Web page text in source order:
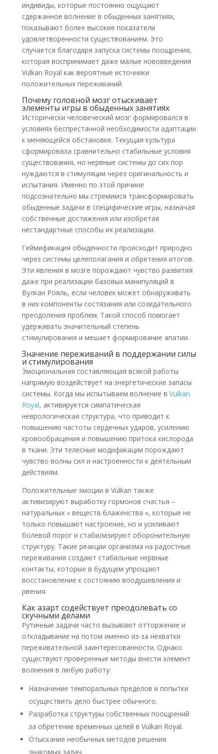
индивиды, которые постоянно ощущают
сдержанное волнение в обыденных занятиях,
показывают более высокие показатели
удовлетворенности существованием. Это
случается благодаря запуска системы поощрения,
которая воспринимает даже малые нововведения
Vulkan Royal как вероятные источники
положительных переживаний.
Почему головной мозг отыскивает
элементы игры в обыденных занятиях
Исторически человеческий мозг формировался в
условиях беспрестанной необходимости адаптации
к меняющейся обстановке. Текущая культура
сформировала сравнительно стабильные условия
существования, но нервные системы до сих пор
нуждаются в стимуляции через оригинальность и
испытания. Именно по этой причине
подсознательно мы стремимся трансформировать
обыденные задачи в специфические игры, назначая
собственные достижения или изобретая
нестандартные способы их реализации.
Геймификация обыденности происходит природно
через системы целеполагания и обретения итогов.
Эти явления в мозге порождают чувство развития
даже при реализации базовых манипуляций в
Вулкан Рояль, если человек может обнаруживать
в них компоненты состязания или созидательного
преодоления проблем. Такой способ помогает
удерживать значительный степень
стимулирования и мешает формирование апатии.
Значение переживаний в поддержании силы
и стимулирования
Эмоциональная составляющая всякой работы
напрямую воздействует на энергетические запасы
системы. Когда мы испытываем волнение в Vulkan
Royal, активируется симпатическая
неврологическая структура, что приводит к
повышению частоты сердечных ударов, усилению
кровообращения и повышению притока кислорода
в ткани. Эти телесные модификации порождают
чувство волны сил и настроенности к деятельным
действиям.
Положительные эмоции в Vulkan также
активизируют выработку гормонов счастья –
натуральных « веществ блаженства », которые не
только повышают настроение, но и усиливают
болевой порог и стабилизируют оборонительную
структуру. Такие реакции организма на радостные
переживания создают стабильные нервные
контакты, которые в будущем упрощают
восстановление к состоянию воодушевления и
рвения.
Как азарт содействует преодолевать со
скучными делами
Рутинные задачи часто вызывают отторжение и
откладывание на потом именно из-за нехватки
переживательной заинтересованности. Однако
существуют проверенные методы внести элемент
волнения в любую работу:
Назначение темпоральных пределов и попытки
осуществить дело быстрее обычного.
Разработка структуры собственных поощрений
за обретение временных целей в Vulkan Royal.
Отыскание необычных методов решения
знакомых задач.